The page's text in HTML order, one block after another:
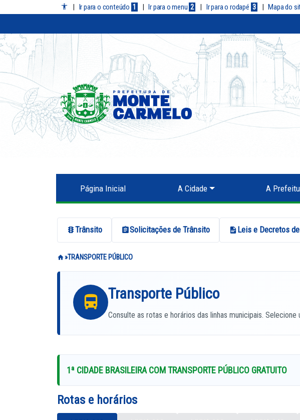
| Ir para o conteúdo 1 | Ir para o menu 2 | Ir para o rodapé 3 | Mapa do
Página Inicial A Cidade A
Trânsito Solicitações de Trânsito Leis e Decretos
TRANSPORTE PÚBLICO
Transporte Público
Consulte as rotas e horários das linhas municipais.
1ª CIDADE BRASILEIRA COM TRANSPORTE PÚBLICO GRATUITO
Rotas e horários